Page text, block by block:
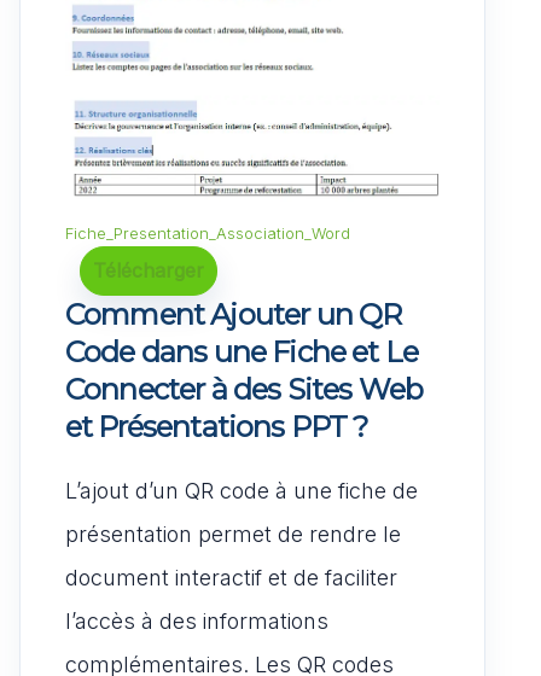
Fiche_Presentation_Association_Word
Télécharger
Comment Ajouter un QR
Code dans une Fiche et Le
Connecter à des Sites Web
et Présentations PPT ?
L’ajout d’un QR code à une fiche de
présentation permet de rendre le
document interactif et de faciliter
l’accès à des informations
complémentaires. Les QR codes